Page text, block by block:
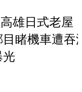
雄日式老屋
睹機車遭吞